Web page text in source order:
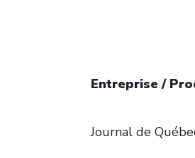
Entreprise /
Journal de